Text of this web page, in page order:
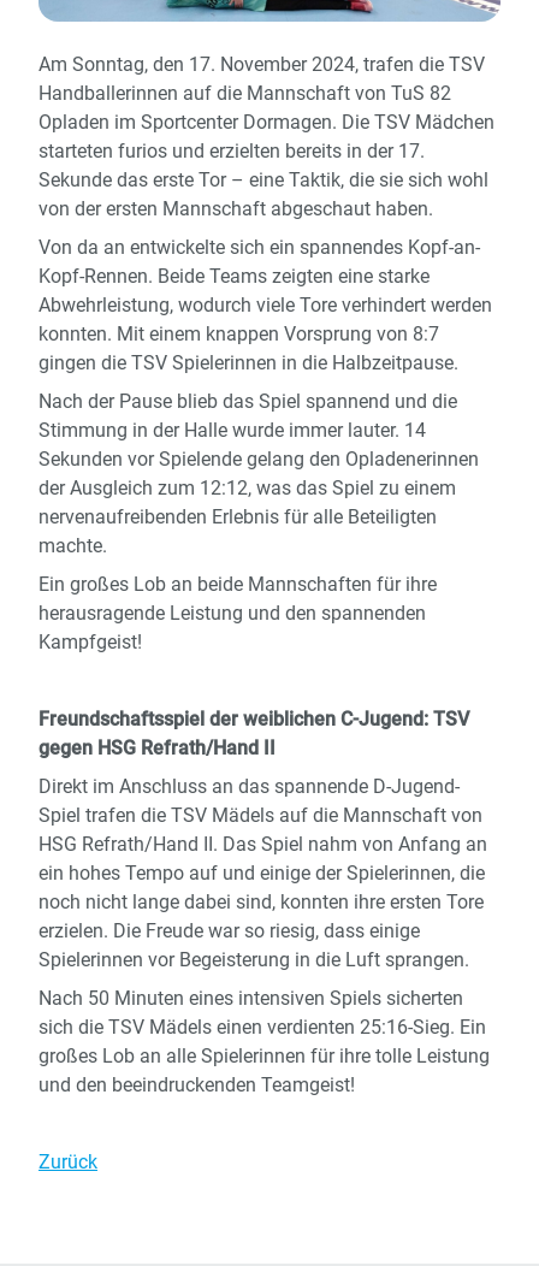
Am Sonntag, den 17. November 2024, trafen die TSV
Handballerinnen auf die Mannschaft von TuS 82
Opladen im Sportcenter Dormagen. Die TSV Mädchen
starteten furios und erzielten bereits in der 17.
Sekunde das erste Tor – eine Taktik, die sie sich wohl
von der ersten Mannschaft abgeschaut haben.
Von da an entwickelte sich ein spannendes Kopf-an-
Kopf-Rennen. Beide Teams zeigten eine starke
Abwehrleistung, wodurch viele Tore verhindert werden
konnten. Mit einem knappen Vorsprung von 8:7
gingen die TSV Spielerinnen in die Halbzeitpause.
Nach der Pause blieb das Spiel spannend und die
Stimmung in der Halle wurde immer lauter. 14
Sekunden vor Spielende gelang den Opladenerinnen
der Ausgleich zum 12:12, was das Spiel zu einem
nervenaufreibenden Erlebnis für alle Beteiligten
machte.
Ein großes Lob an beide Mannschaften für ihre
herausragende Leistung und den spannenden
Kampfgeist!
Freundschaftsspiel der weiblichen C-Jugend: TSV
gegen HSG Refrath/Hand II
Direkt im Anschluss an das spannende D-Jugend-
Spiel trafen die TSV Mädels auf die Mannschaft von
HSG Refrath/Hand II. Das Spiel nahm von Anfang an
ein hohes Tempo auf und einige der Spielerinnen, die
noch nicht lange dabei sind, konnten ihre ersten Tore
erzielen. Die Freude war so riesig, dass einige
Spielerinnen vor Begeisterung in die Luft sprangen.
Nach 50 Minuten eines intensiven Spiels sicherten
sich die TSV Mädels einen verdienten 25:16-Sieg. Ein
großes Lob an alle Spielerinnen für ihre tolle Leistung
und den beeindruckenden Teamgeist!
Zurück